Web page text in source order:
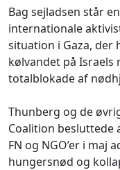
Bag sejladsen står
internationale
situation i Gaza,
kølvandet på
totalblokade af
Thunberg og de
Coalition besluttede
FN og NGO’er i maj
hungersnød og